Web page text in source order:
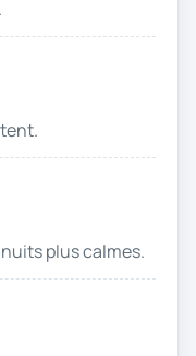
plus calmes.